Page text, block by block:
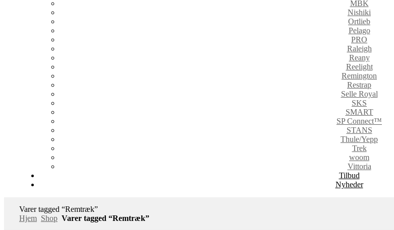
MBK
Nishiki
Ortlieb
Pelago
PRO
Raleigh
Reany
Reelight
Remington
Restrap
Selle Royal
SKS
SMART
SP Connect™
STANS
Thule/Yepp
Trek
woom
Vittoria
Tilbud
Nyheder
Varer tagged “Remtræk”
Hjem Shop Varer tagged “Remtræk”